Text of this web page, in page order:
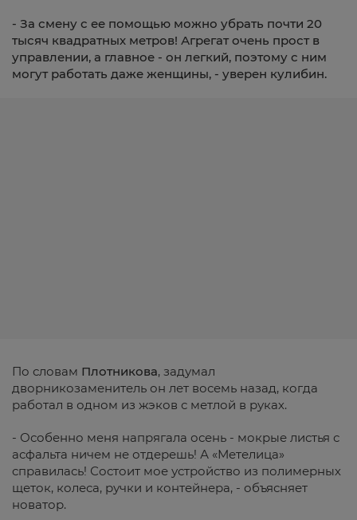
- За смену с ее помощью можно убрать почти 20
тысяч квадратных метров! Агрегат очень прост в
управлении, а главное - он легкий, поэтому с ним
могут работать даже женщины, - уверен кулибин.
По словам Плотникова, задумал
дворникозаменитель он лет восемь назад, когда
работал в одном из жэков с метлой в руках.
- Особенно меня напрягала осень - мокрые листья с
асфальта ничем не отдерешь! А «Метелица»
справилась! Состоит мое устройство из полимерных
щеток, колеса, ручки и контейнера, - объясняет
новатор.